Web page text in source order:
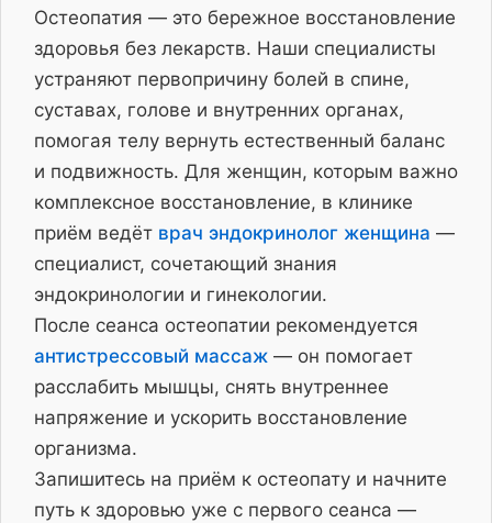
Остеопатия — это бережное восстановление
здоровья без лекарств. Наши специалисты
устраняют первопричину болей в спине,
суставах, голове и внутренних органах,
помогая телу вернуть естественный баланс
и подвижность. Для женщин, которым важно
комплексное восстановление, в клинике
приём ведёт врач эндокринолог женщина —
специалист, сочетающий знания
эндокринологии и гинекологии.
После сеанса остеопатии рекомендуется
антистрессовый массаж — он помогает
расслабить мышцы, снять внутреннее
напряжение и ускорить восстановление
организма.
Запишитесь на приём к остеопату и начните
путь к здоровью уже с первого сеанса —